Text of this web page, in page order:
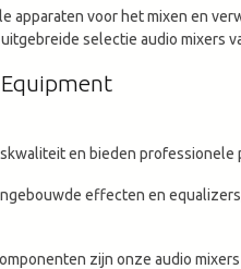
apparaten voor het mixen en
selectie audio mixers
en bieden
effecten en
zijn onze audio